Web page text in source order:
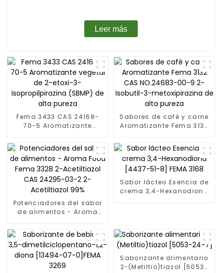
Leer más
Fema 3433 CAS 24168-
70-5 Aromatizante
isopropilpirazina (SBMP)
de alta pureza
Sabores de café y carne
Aromatizante Fema 3132
Isobutil-3-metoxipirazina
de alta pureza
Potenciadores del sabor
de alimentos - Aroma
Acetiltiazol CAS 24295-
03-2 2-Acetiltiazol 99%
Sabor lácteo Esencia de
crema 3,4-Hexanodiona
Saborizante alimentario
2-(Metiltio)tiazol [5053-